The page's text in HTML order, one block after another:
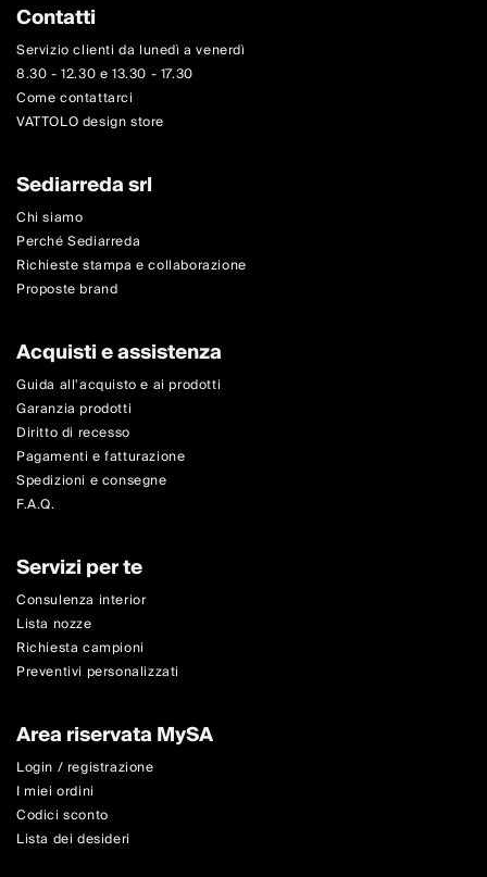
Contatti
Servizio clienti da lunedì a venerdì
8.30 - 12.30 e 13.30 - 17.30
Come contattarci
VATTOLO design store
Sediarreda srl
Chi siamo
Perché Sediarreda
Richieste stampa e collaborazione
Proposte brand
Acquisti e assistenza
Guida all'acquisto e ai prodotti
Garanzia prodotti
Diritto di recesso
Pagamenti e fatturazione
Spedizioni e consegne
F.A.Q.
Servizi per te
Consulenza interior
Lista nozze
Richiesta campioni
Preventivi personalizzati
Area riservata MySA
Login / registrazione
I miei ordini
Codici sconto
Lista dei desideri